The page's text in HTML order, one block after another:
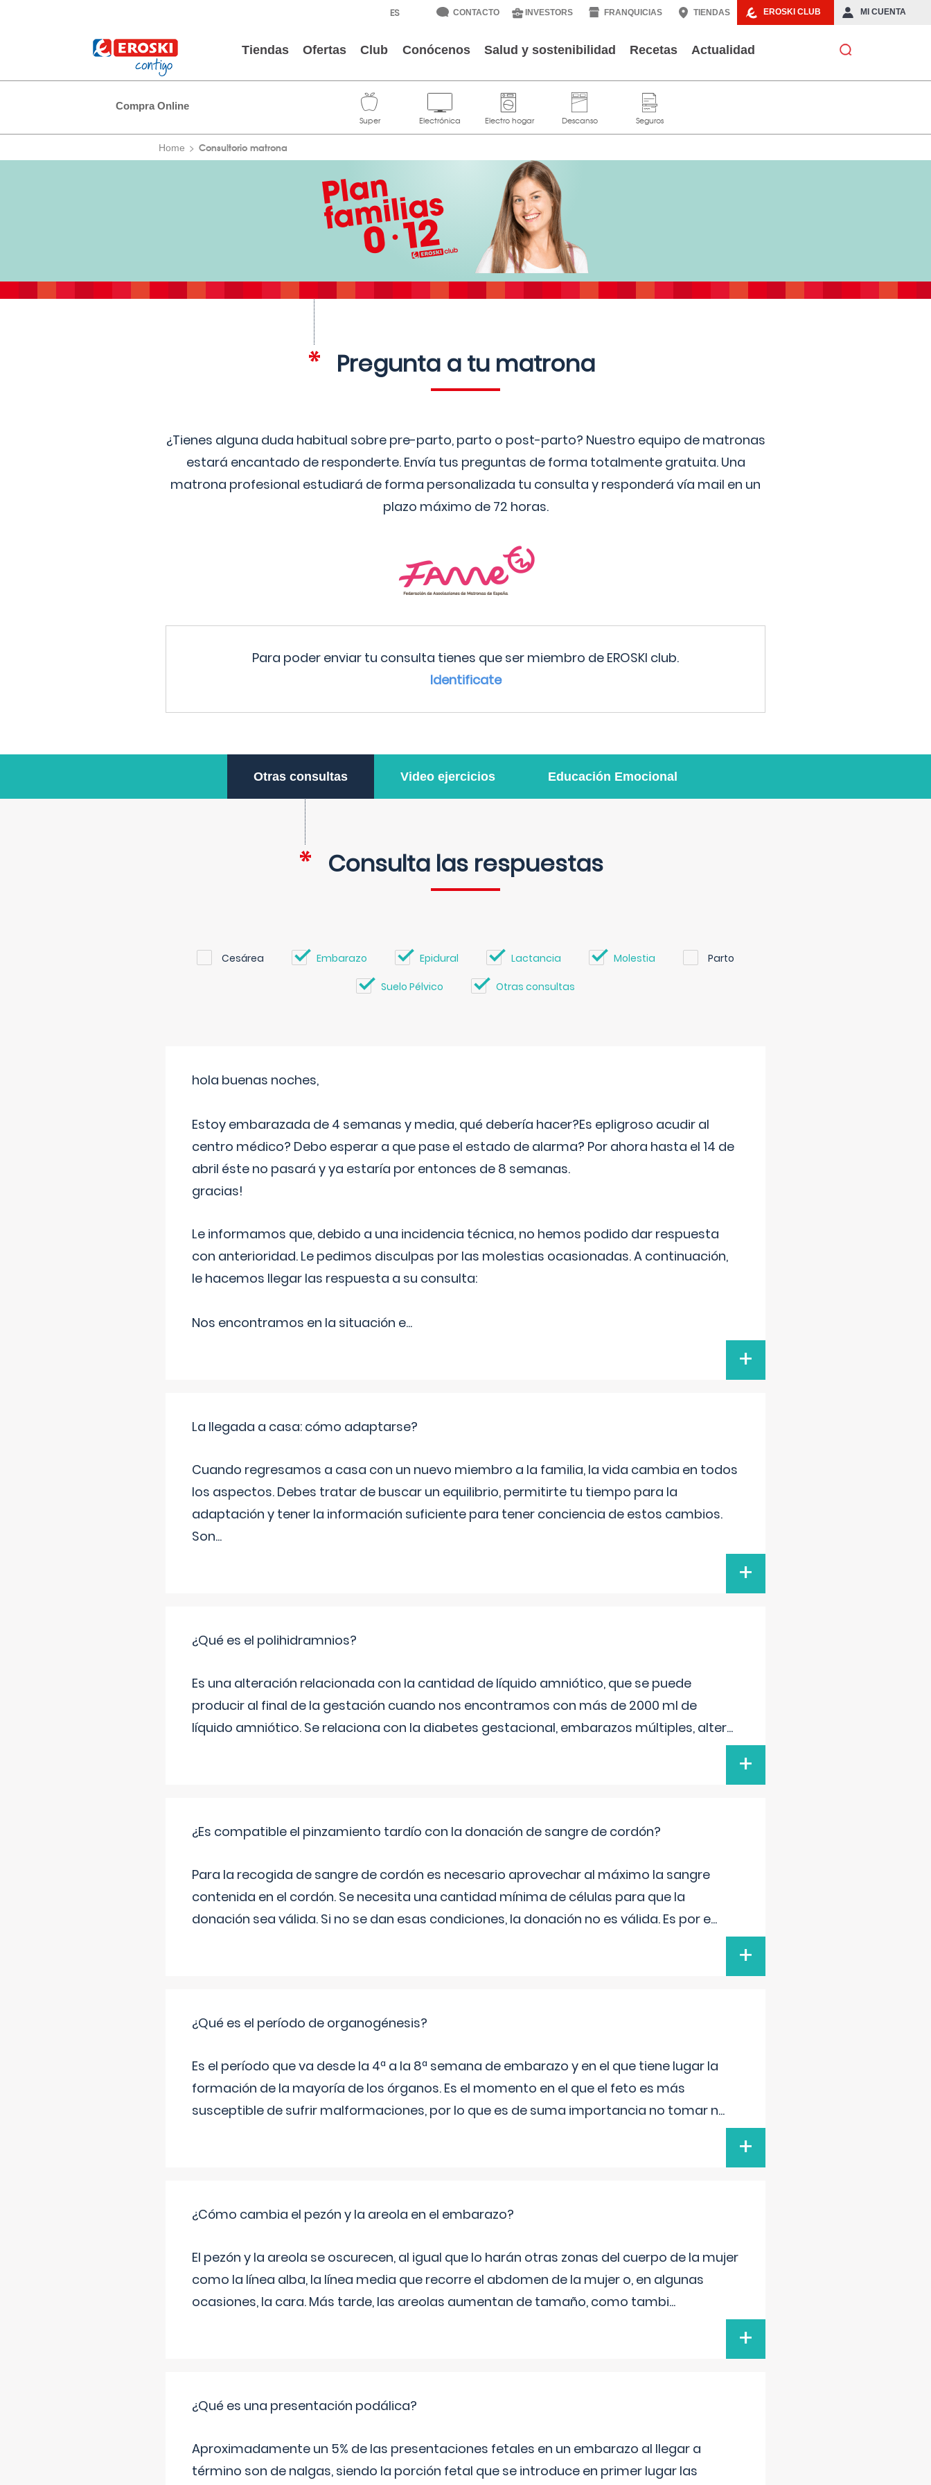
EROSKI CLUB MI CUENTA
CONTACTO INVESTORS FRANQUICIAS TIENDAS
Tiendas Ofertas Club Conócenos Salud y sostenibilidad Recetas Actualidad
Compra Online
Home Consultorio matrona
Pregunta a tu matrona
¿Tienes alguna duda habitual sobre pre-parto, parto o post-parto? Nuestro equipo de matronas
estará encantado de responderte. Envía tus preguntas de forma totalmente gratuita. Una
matrona profesional estudiará de forma personalizada tu consulta y responderá vía mail en un
plazo máximo de 72 horas.
Para poder enviar tu consulta tienes que ser miembro de EROSKI club.
Identificate
Otras consultas Video ejercicios Educación Emocional
Consulta las respuestas
Cesárea Embarazo Epidural Lactancia Molestia Parto
Suelo Pélvico Otras consultas
hola buenas noches,
Estoy embarazada de 4 semanas y media, qué debería hacer?Es epligroso acudir al
centro médico? Debo esperar a que pase el estado de alarma? Por ahora hasta el 14 de
abril éste no pasará y ya estaría por entonces de 8 semanas.
gracias!
Le informamos que, debido a una incidencia técnica, no hemos podido dar respuesta
con anterioridad. Le pedimos disculpas por las molestias ocasionadas. A continuación,
le hacemos llegar las respuesta a su consulta:
Nos encontramos en la situación e...
+
La llegada a casa: cómo adaptarse?
Cuando regresamos a casa con un nuevo miembro a la familia, la vida cambia en todos
los aspectos. Debes tratar de buscar un equilibrio, permitirte tu tiempo para la
adaptación y tener la información suficiente para tener conciencia de estos cambios.
Son...
+
¿Qué es el polihidramnios?
Es una alteración relacionada con la cantidad de líquido amniótico, que se puede
producir al final de la gestación cuando nos encontramos con más de 2000 ml de
líquido amniótico. Se relaciona con la diabetes gestacional, embarazos múltiples, alter...
+
¿Es compatible el pinzamiento tardío con la donación de sangre de cordón?
Para la recogida de sangre de cordón es necesario aprovechar al máximo la sangre
contenida en el cordón. Se necesita una cantidad mínima de células para que la
donación sea válida. Si no se dan esas condiciones, la donación no es válida. Es por e...
+
¿Qué es el período de organogénesis?
Es el período que va desde la 4ª a la 8ª semana de embarazo y en el que tiene lugar la
formación de la mayoría de los órganos. Es el momento en el que el feto es más
susceptible de sufrir malformaciones, por lo que es de suma importancia no tomar n...
+
¿Cómo cambia el pezón y la areola en el embarazo?
El pezón y la areola se oscurecen, al igual que lo harán otras zonas del cuerpo de la mujer
como la línea alba, la línea media que recorre el abdomen de la mujer o, en algunas
ocasiones, la cara. Más tarde, las areolas aumentan de tamaño, como tambi...
+
¿Qué es una presentación podálica?
Aproximadamente un 5% de las presentaciones fetales en un embarazo al llegar a
término son de nalgas, siendo la porción fetal que se introduce en primer lugar las